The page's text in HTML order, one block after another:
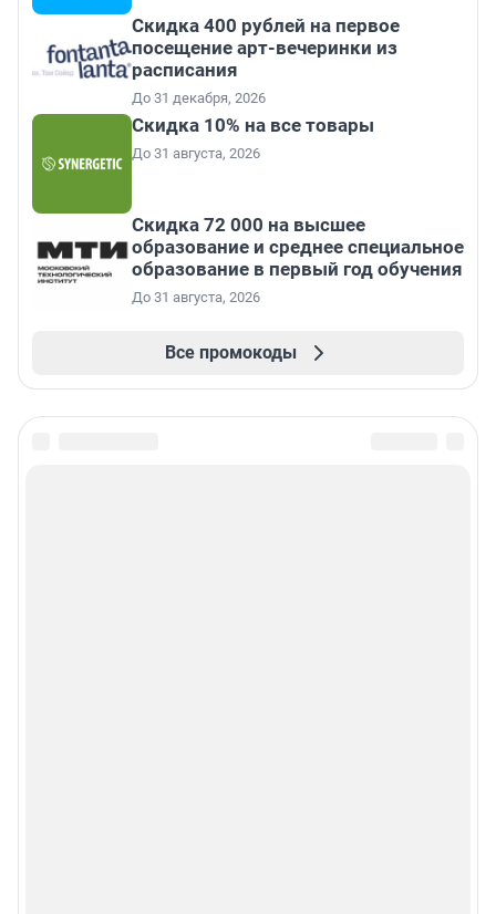
Cкидка 400 рублей на первое
посещение арт-вечеринки из
расписания
До 31 декабря, 2026
Скидка 10% на все товары
До 31 августа, 2026
Скидка 72 000 на высшее
образование и среднее специальное
образование в первый год обучения
До 31 августа, 2026
Все промокоды